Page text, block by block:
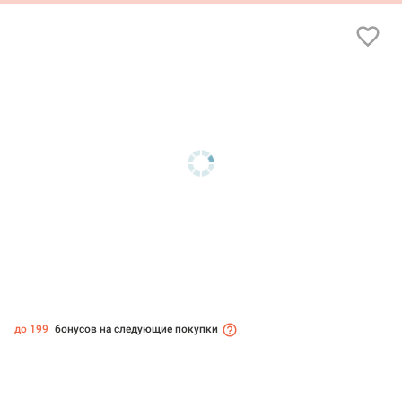
до 199 бонусов на следующие покупки